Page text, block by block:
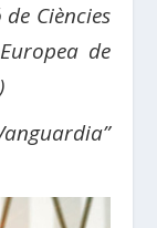
Ciències
de